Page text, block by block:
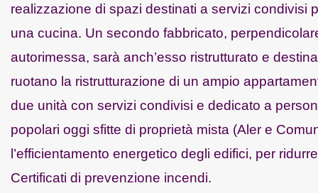
realizzazione di spazi destinati a servizi condivisi
una cucina. Un secondo fabbricato,
autorimessa, sarà anch’esso ristrutturato e
ruotano la ristrutturazione di un ampio
due unità con servizi condivisi e dedicato a
popolari oggi sfitte di proprietà mista (Aler e
l’efficientamento energetico degli edifici, per
Certificati di prevenzione incendi.